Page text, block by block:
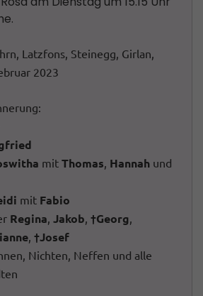
Latzfons, Steinegg, Girlan,
2023
mit Thomas, Hannah und
mit Fabio
Regina, Jakob, †Georg,
, †Josef
Nichten, Neffen und alle